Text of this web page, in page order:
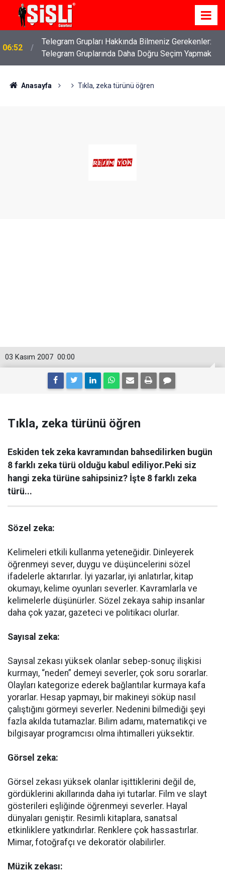
04:43
İş Davaları: Haklarınızı Bilmek ve Koruma Altına
Almak
Anasayfa Tıkla, zeka türünü öğren
00:00
03 Kasım 2007
Tıkla, zeka türünü öğren
Eskiden tek zeka kavramından bahsedilirken bugün
8 farklı zeka türü olduğu kabul ediliyor.Peki siz
hangi zeka türüne sahipsiniz? İşte 8 farklı zeka
türü...
Sözel zeka:
Kelimeleri etkili kullanma yeteneğidir. Dinleyerek
öğrenmeyi sever, duygu ve düşüncelerini sözel
ifadelerle aktarırlar. İyi yazarlar, iyi anlatırlar, kitap
okumayı, kelime oyunları severler. Kavramlarla ve
kelimelerle düşünürler. Sözel zekaya sahip insanlar
daha çok yazar, gazeteci ve politikacı olurlar.
Sayısal zeka:
Sayısal zekası yüksek olanlar sebep-sonuç ilişkisi
kurmayı, “neden” demeyi severler, çok soru sorarlar.
Olayları kategorize ederek bağlantılar kurmaya kafa
yorarlar. Hesap yapmayı, bir makineyi söküp nasıl
çalıştığını görmeyi severler. Nedenini bilmediği şeyi
fazla akılda tutamazlar. Bilim adamı, matematikçi ve
bilgisayar programcısı olma ihtimalleri yüksektir.
Görsel zeka:
Görsel zekası yüksek olanlar işittiklerini değil de,
gördüklerini akıllarında daha iyi tutarlar. Film ve slayt
gösterileri eşliğinde öğrenmeyi severler. Hayal
dünyaları geniştir. Resimli kitaplara, sanatsal
etkinliklere yatkındırlar. Renklere çok hassastırlar.
Mimar, fotoğrafçı ve dekoratör olabilirler.
Müzik zekası: